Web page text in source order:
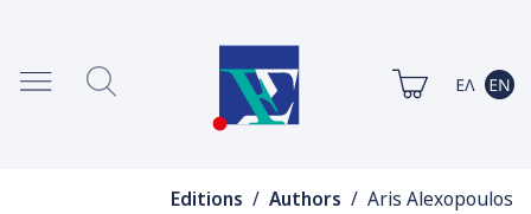
Editions / Authors / Aris Alexopoulos